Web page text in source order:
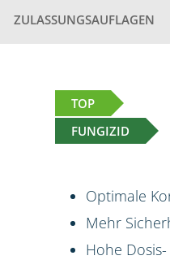
ZULASSUNGSAUFLAGEN
TOP
FUNGIZID
Optimale
Mehr
Hohe